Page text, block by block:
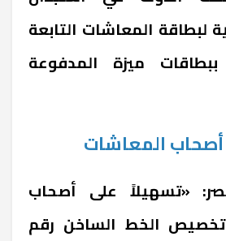
لبطاقة المعاشات التابعة
ببطاقات ميزة المدفوعة
المعاشات
«تسهيلاً على أصحاب
الخط الساخن رقم